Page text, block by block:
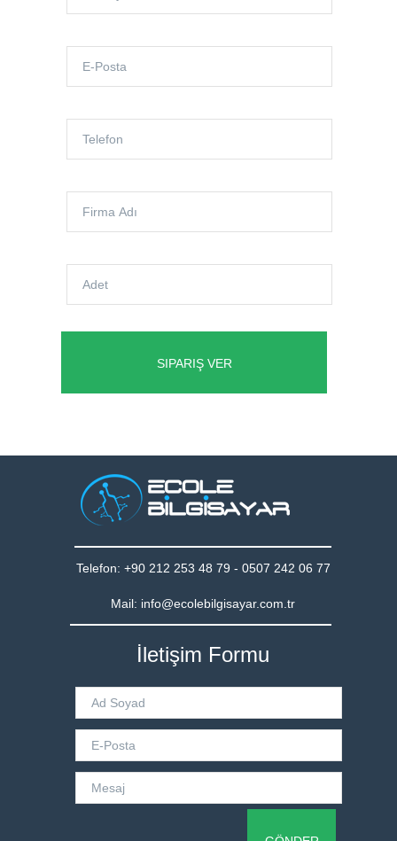
Telefon: +90 212 253 48 79 - 0507 242 06 77
Mail: info@ecolebilgisayar.com.tr
İletişim Formu